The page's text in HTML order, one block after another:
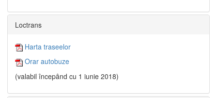
Loctrans
Harta traseelor
Orar autobuze
(valabil începând cu 1 iunie 2018)